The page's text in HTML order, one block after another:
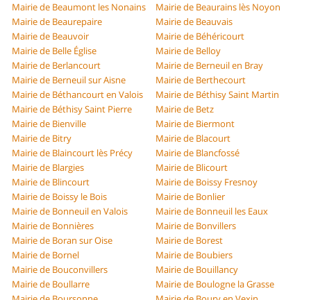
Mairie de Beaumont les Nonains
Mairie de Beaurains lès Noyon
Mairie de Beaurepaire
Mairie de Beauvais
Mairie de Beauvoir
Mairie de Béhéricourt
Mairie de Belle Église
Mairie de Belloy
Mairie de Berlancourt
Mairie de Berneuil en Bray
Mairie de Berneuil sur Aisne
Mairie de Berthecourt
Mairie de Béthancourt en Valois
Mairie de Béthisy Saint Martin
Mairie de Béthisy Saint Pierre
Mairie de Betz
Mairie de Bienville
Mairie de Biermont
Mairie de Bitry
Mairie de Blacourt
Mairie de Blaincourt lès Précy
Mairie de Blancfossé
Mairie de Blargies
Mairie de Blicourt
Mairie de Blincourt
Mairie de Boissy Fresnoy
Mairie de Boissy le Bois
Mairie de Bonlier
Mairie de Bonneuil en Valois
Mairie de Bonneuil les Eaux
Mairie de Bonnières
Mairie de Bonvillers
Mairie de Boran sur Oise
Mairie de Borest
Mairie de Bornel
Mairie de Boubiers
Mairie de Bouconvillers
Mairie de Bouillancy
Mairie de Boullarre
Mairie de Boulogne la Grasse